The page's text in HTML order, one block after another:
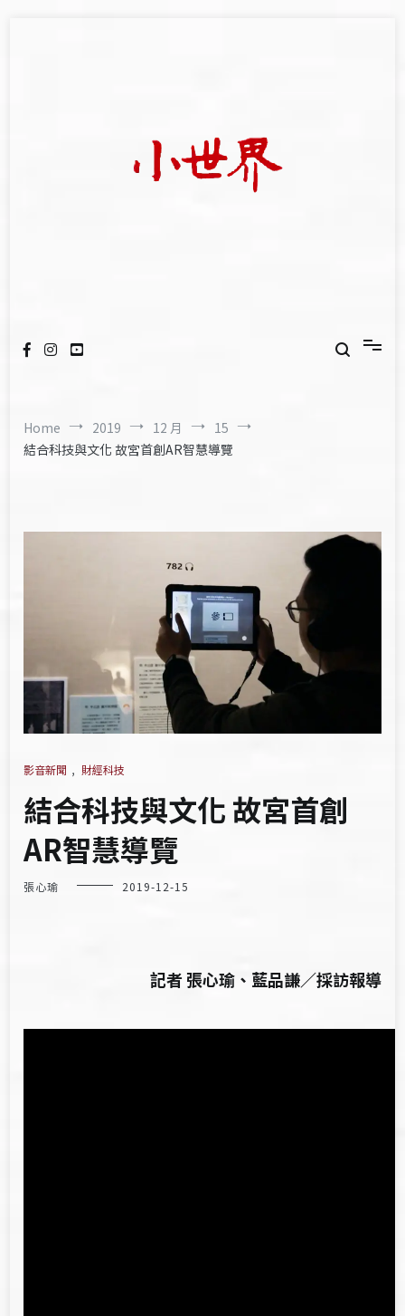
Home 2019 12 月
15
結合科技與文化 故宮首創AR智慧導覽
影音新聞 , 財經科技
結合科技與文化 故宮首創
AR智慧導覽
張心瑜 2019-12-15
記者 張心瑜、藍品謙／採訪報導